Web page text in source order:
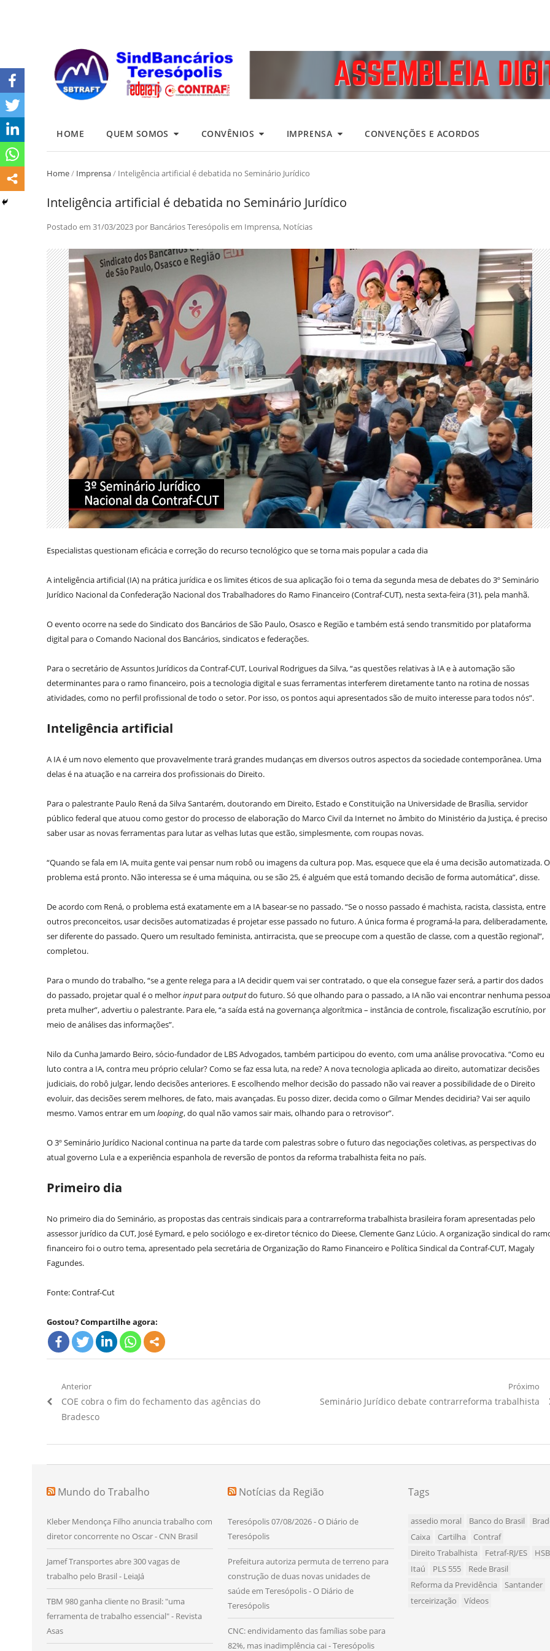
HOME QUEM SOMOS CONVÊNIOS IMPRENSA CONVENÇÕES E ACORDOS
Home/ Imprensa/ Inteligência artificial é debatida no Seminário Jurídico
Inteligência artificial é debatida no Seminário Jurídico
Postado em 31/03/2023 por Bancários Teresópolisem Imprensa, Notícias
Especialistas questionam eficácia e correção do recurso tecnológico que se torna mais popular a cada dia
A inteligência artificial (IA) na prática jurídica e os limites éticos de sua aplicação foi o tema da segunda mesa de debates do 3º Seminário
Jurídico Nacional da Confederação Nacional dos Trabalhadores do Ramo Financeiro (Contraf-CUT), nesta sexta-feira (31), pela manhã.
O evento ocorre na sede do Sindicato dos Bancários de São Paulo, Osasco e Região e também está sendo transmitido por plataforma
digital para o Comando Nacional dos Bancários, sindicatos e federações.
Para o secretário de Assuntos Jurídicos da Contraf-CUT, Lourival Rodrigues da Silva, “as questões relativas à IA e à automação são
determinantes para o ramo financeiro, pois a tecnologia digital e suas ferramentas interferem diretamente tanto na rotina de nossas
atividades, como no perfil profissional de todo o setor. Por isso, os pontos aqui apresentados são de muito interesse para todos nós”.
Inteligência artificial
A IA é um novo elemento que provavelmente trará grandes mudanças em diversos outros aspectos da sociedade contemporânea. Uma
delas é na atuação e na carreira dos profissionais do Direito.
Para o palestrante Paulo Rená da Silva Santarém, doutorando em Direito, Estado e Constituição na Universidade de Brasília, servidor
público federal que atuou como gestor do processo de elaboração do Marco Civil da Internet no âmbito do Ministério da Justiça, é preciso
saber usar as novas ferramentas para lutar as velhas lutas que estão, simplesmente, com roupas novas.
“Quando se fala em IA, muita gente vai pensar num robô ou imagens da cultura pop. Mas, esquece que ela é uma decisão automatizada. O
problema está pronto. Não interessa se é uma máquina, ou se são 25, é alguém que está tomando decisão de forma automática”, disse.
De acordo com Rená, o problema está exatamente em a IA basear-se no passado. “Se o nosso passado é machista, racista, classista, entre
outros preconceitos, usar decisões automatizadas é projetar esse passado no futuro. A única forma é programá-la para, deliberadamente,
ser diferente do passado. Quero um resultado feminista, antirracista, que se preocupe com a questão de classe, com a questão regional”,
completou.
Para o mundo do trabalho, “se a gente relega para a IA decidir quem vai ser contratado, o que ela consegue fazer será, a partir dos dados
do passado, projetar qual é o melhorinputparaoutputdo futuro. Só que olhando para o passado, a IA não vai encontrar nenhuma pessoa
preta mulher”, advertiu o palestrante. Para ele, “a saída está na governança algorítmica – instância de controle, fiscalização escrutínio, por
meio de análises das informações”.
Nilo da Cunha Jamardo Beiro, sócio-fundador de LBS Advogados, também participou do evento, com uma análise provocativa. “Como eu
luto contra a IA, contra meu próprio celular? Como se faz essa luta, na rede? A nova tecnologia aplicada ao direito, automatizar decisões
judiciais, do robô julgar, lendo decisões anteriores. E escolhendo melhor decisão do passado não vai reaver a possibilidade de o Direito
evoluir, das decisões serem melhores, de fato, mais avançadas. Eu posso dizer, decida como o Gilmar Mendes decidiria? Vai ser aquilo
mesmo. Vamos entrar em um looping, do qual não vamos sair mais, olhando para o retrovisor”.
O 3º Seminário Jurídico Nacional continua na parte da tarde com palestras sobre o futuro das negociações coletivas, as perspectivas do
atual governo Lula e a experiência espanhola de reversão de pontos da reforma trabalhista feita no país.
Primeiro dia
No primeiro dia do Seminário, as propostas das centrais sindicais para a contrarreforma trabalhista brasileira foram apresentadas pelo
assessor jurídico da CUT, José Eymard, e pelo sociólogo e ex-diretor técnico do Dieese, Clemente Ganz Lúcio. A organização sindical do
financeiro foi o outro tema, apresentado pela secretária de Organização do Ramo Financeiro e Política Sindical da Contraf-CUT, Magaly
Fagundes.
Fonte: Contraf-Cut
Gostou? Compartilhe agora:
Navegação
de
Anterior
Artigo
Anterior:
COE cobra o fim do fechamento das agências do
Bradesco
Próximo
Próximo
Seminário Jurídico debate contrarreforma trabalhista
Mundo do Trabalho
Kleber Mendonça Filho anuncia trabalho com
diretor concorrente no Oscar - CNN Brasil
Jamef Transportes abre 300 vagas de
trabalho pelo Brasil - LeiaJá
TBM 980 ganha cliente no Brasil: "uma
ferramenta de trabalho essencial" - Revista
Asas
Notícias da Região
Teresópolis 07/08/2026 - O Diário de
Teresópolis
Prefeitura autoriza permuta de terreno para
construção de duas novas unidades de
saúde em Teresópolis - O Diário de
Teresópolis
CNC: endividamento das famílias sobe para
82%, mas inadimplência cai - Teresópolis
Tags
assedio moral Banco do Brasil
Caixa
Cartilha
Contraf
Direito Trabalhista
Fetraf-RJ/ES
Itaú
PLS 555
Rede Brasil
Reforma da Previdência
Santander
terceirização
Vídeos